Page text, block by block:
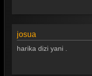
josua
harika dizi yani .